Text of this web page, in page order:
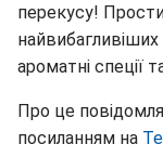
перекусу!
найвибагливіших
ароматні спеції
Про це
посиланням на